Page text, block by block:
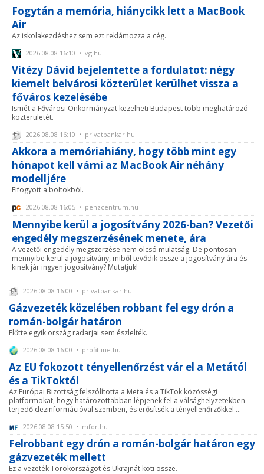
Fogytán a memória, hiánycikk lett a MacBook
Air
Az iskolakezdéshez sem ezt reklámozza a cég.
2026.08.08 16:10 • vg.hu
Vitézy Dávid bejelentette a fordulatot: négy
kiemelt belvárosi közterület kerülhet vissza a
főváros kezelésébe
Ismét a Fővárosi Önkormányzat kezelheti Budapest több meghatározó
közterületét.
2026.08.08 16:10 • privatbankar.hu
Akkora a memóriahiány, hogy több mint egy
hónapot kell várni az MacBook Air néhány
modelljére
Elfogyott a boltokból.
2026.08.08 16:05 • penzcentrum.hu
Mennyibe kerül a jogosítvány 2026-ban? Vezetői
engedély megszerzésének menete, ára
A vezetői engedély megszerzése nem olcsó mulatság. De pontosan
mennyibe kerül a jogosítvány, miből tevődik össze a jogosítvány ára és
kinek jár ingyen jogosítvány? Mutatjuk!
2026.08.08 16:00 • privatbankar.hu
Gázvezeték közelében robbant fel egy drón a
román-bolgár határon
Előtte egyik ország radarjai sem észlelték.
2026.08.08 16:00 • profitline.hu
Az EU fokozott tényellenőrzést vár el a Metától
és a TikToktól
Az Európai Bizottság felszólította a Meta és a TikTok közösségi
platformokat, hogy határozottabban lépjenek fel a válsághelyzetekben
terjedő dezinformációval szemben, és erősítsék a tényellenőrzőkkel ...
2026.08.08 15:50 • mfor.hu
Felrobbant egy drón a román-bolgár határon egy
gázvezeték mellett
Ez a vezeték Törökországot és Ukrajnát köti össze.